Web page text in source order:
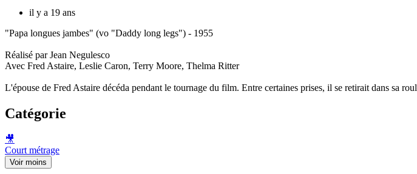
il y a 19 ans
"Papa longues jambes" (vo "Daddy long legs") - 1955
Réalisé par Jean Negulesco
Avec Fred Astaire, Leslie Caron, Terry Moore, Thelma Ritter
L'épouse de Fred Astaire décéda pendant le tournage du film. Entre certaines prises, il se retirait dans sa
Catégorie
🎥
Court métrage
Voir moins